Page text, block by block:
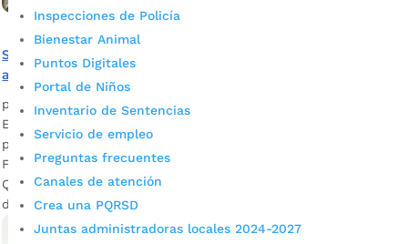
Inspecciones de Policía
Bienestar Animal
Puntos Digitales
Portal de Niños
Inventario de Sentencias
Servicio de empleo
Preguntas frecuentes
Canales de atención
Crea una PQRSD
Juntas administradoras locales 2024-2027
Si tiene alguna discapacidad, así puede certificarse para
acceder a beneficios
por Darlin Ramírez Leiva Ago 23, 2023
En la Alcaldía de Bucaramanga nos preocupamos por las
poblaciones vulnerables y por mejorar su calidad de vida.
Foto: Jaime Moreno/Prensa Alcaldía de Bucaramanga Lina
Quiñónez Vega, referente de Discapacidad de la Secretaría
de Salud y Ambiente de Bucaramanga Es por...